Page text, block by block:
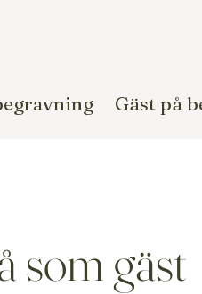
Gäst på
som gäst